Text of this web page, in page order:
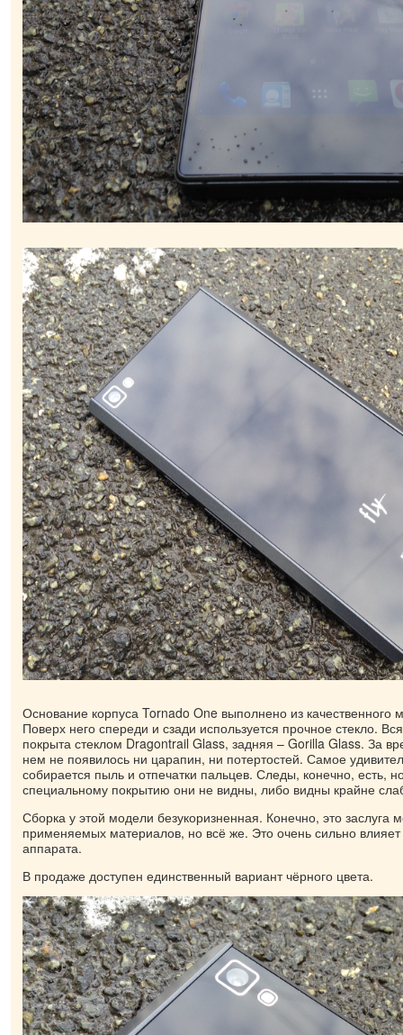
Основание корпуса Tornado One выполнено из качественного
Поверх него спереди и сзади используется прочное стекло.
покрыта стеклом Dragontrail Glass, задняя – Gorilla Glass. За
нем не появилось ни царапин, ни потертостей. Самое
собирается пыль и отпечатки пальцев. Следы, конечно, есть,
специальному покрытию они не видны, либо видны крайне
Сборка у этой модели безукоризненная. Конечно, это заслуга
применяемых материалов, но всё же. Это очень сильно
аппарата.
В продаже доступен единственный вариант чёрного цвета.